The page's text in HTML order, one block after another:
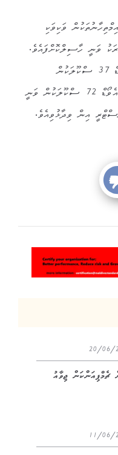
ވަކިވަކި
1 ވަނަ 14 ދަރިވަރަކު ވަނީ ހާސިލްކޮށްފައެވެ.
ރޭގެ ޖަލްސާގައި ސްކޫލް އެޗީވްމަންޓް އެވޯޑް 37 ސްކޫލަކުން
ހާސިލްކޮށްފައިވާއިރު ސްކޫލް ޕްރޮގްރެސް އެވޯޑް 72 ސްކޫލަކުން ވަނީ
އިން ވިދާޅުވިއެވެ.
ޗެމްޕިއަންކަން ޖިވާއު